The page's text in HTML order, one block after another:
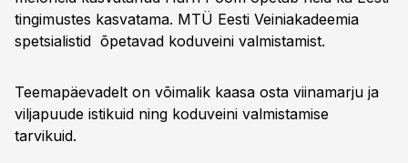
tingimustes kasvatama. MTÜ Eesti Veiniakadeemia
spetsialistid õpetavad koduveini valmistamist.
Teemapäevadelt on võimalik kaasa osta viinamarju ja
viljapuude istikuid ning koduveini valmistamise
tarvikuid.